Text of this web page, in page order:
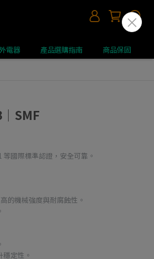
電器 產品選購指南 商品保固
｜SMF
國際標準認證，安全可靠。
的機械強度與耐腐蝕性。
定性。